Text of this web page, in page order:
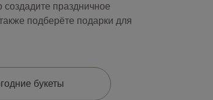
праздничное
подберёте подарки для
букеты